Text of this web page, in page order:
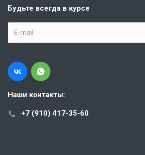
Будьте всегда в курсе
Наши контакты:
+7 (910) 417-35-60